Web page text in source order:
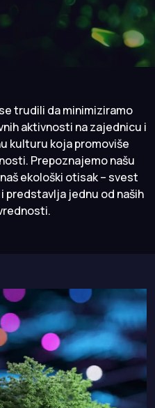
trudili da minimiziramo
aktivnosti na zajednicu i
kulturu koja promoviše
Prepoznajemo našu
ekološki otisak – svest
predstavlja jednu od naših